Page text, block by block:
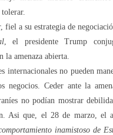
fiel a su estrategia de
, el presidente Trump
la amenaza abierta.
internacionales no pueden
negocios. Ceder ante la
no podían mostrar
Asi que, el 28 de marzo, el
inamistoso de